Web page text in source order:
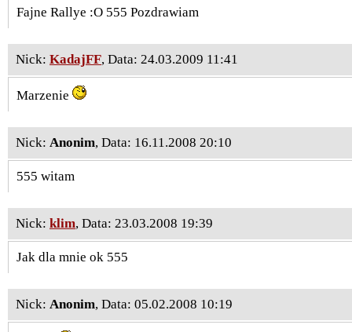
Fajne Rallye :O 555 Pozdrawiam
Nick: KadajFF, Data: 24.03.2009 11:41
Marzenie
Nick: Anonim, Data: 16.11.2008 20:10
555 witam
Nick: klim, Data: 23.03.2008 19:39
Jak dla mnie ok 555
Nick: Anonim, Data: 05.02.2008 10:19